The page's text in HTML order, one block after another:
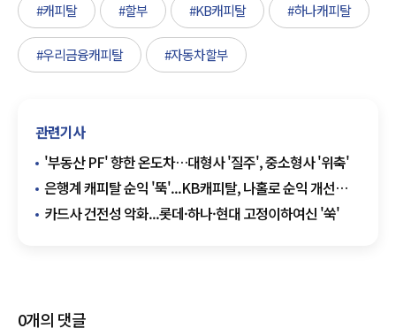
#캐피탈 #할부 #KB캐피탈 #하나캐피탈
#우리금융캐피탈 #자동차할부
관련기사
'부동산 PF' 향한 온도차…대형사 '질주', 중소형사 '위축'
은행계 캐피탈 순익 '뚝'...KB캐피탈, 나홀로 순익 개선
성공
카드사 건전성 악화...롯데·하나·현대 고정이하여신 '쑥'
0개의 댓글